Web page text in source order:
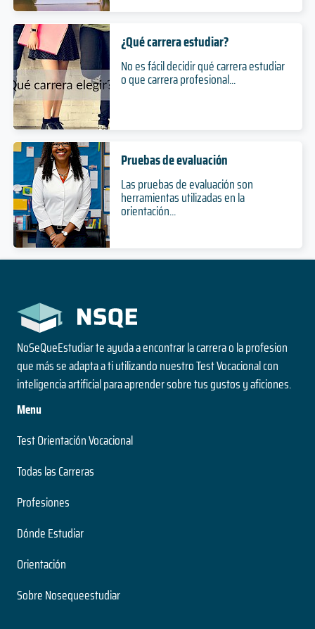
¿Qué carrera estudiar?
No es fácil decidir qué carrera estudiar
o que carrera profesional...
Pruebas de evaluación
Las pruebas de evaluación son
herramientas utilizadas en la
orientación...
NoSeQueEstudiar te ayuda a encontrar la carrera o la profesion
que más se adapta a ti utilizando nuestro Test Vocacional con
inteligencia artificial para aprender sobre tus gustos y aficiones.
Menu
Test Orientación Vocacional
Todas las Carreras
Profesiones
Dónde Estudiar
Orientación
Sobre Nosequeestudiar